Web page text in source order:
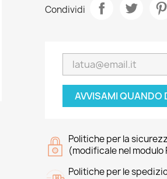
Condividi
AVVISAMI QUANDO
Politiche per la
(modificale nel
Politiche per le